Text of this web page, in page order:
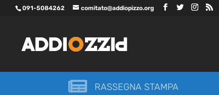
091-5084262 comitato@addiopizzo.org
 RASSEGNA STAMPA